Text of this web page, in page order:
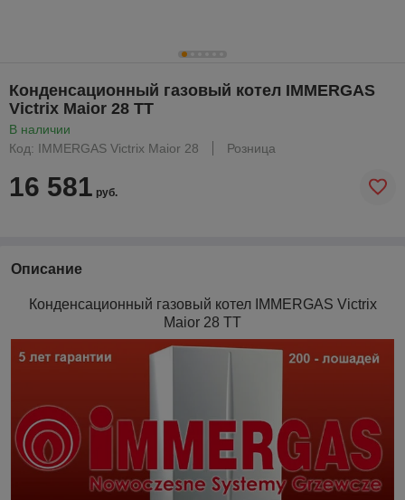
Конденсационный газовый котел IMMERGAS
Victrix Maior 28 TT
В наличии
Код: IMMERGAS Victrix Maior 28
Розница
16 581 руб.
Описание
Конденсационный газовый котел IMMERGAS Victrix
Maior 28 TT